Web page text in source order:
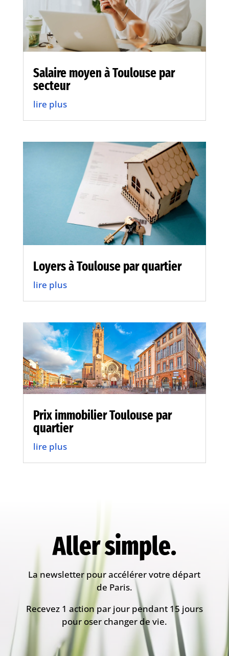
Salaire moyen à Toulouse par
secteur
lire plus
Loyers à Toulouse par quartier
lire plus
Prix immobilier Toulouse par
quartier
lire plus
Aller simple.
La newsletter pour accélérer votre départ
de Paris.
Recevez 1 action par jour pendant 15 jours
pour oser changer de vie.